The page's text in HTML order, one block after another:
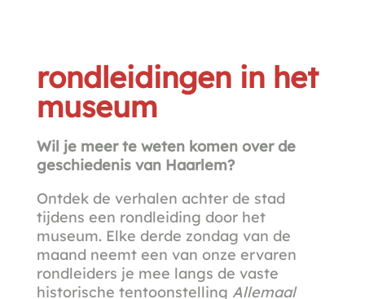
rondleidingen in het
museum
Wil je meerte weten komen over de
geschiedenis van Haarlem?
Ontdek de verhalen achter de stad
tijdens een rondleiding door het
museum. Elke derde zondag van de
maand neemt een van onze ervaren
rondleiders je mee langs de vaste
historische tentoonstelling Allemaal